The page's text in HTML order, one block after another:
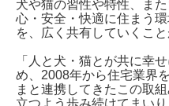
犬や猫の習性や特性、ま
心・安全・快適に住まう
を、広く共有していくこ
「人と犬・猫とが共に幸
め、2008年から住宅業界
まと連携してきたこの取